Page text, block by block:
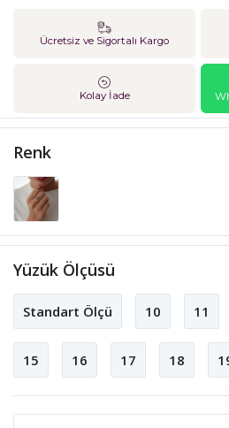
Ücretsiz ve Sigortalı Kargo
Kolay İade
Renk
Yüzük Ölçüsü
Standart Ölçü 10 11
15 16 17 18